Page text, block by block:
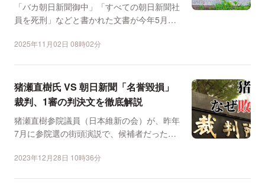
「バカ朝日新聞御中」「すべての朝日新聞社
員を死刑」などと書かれた文書が今年5月、
2025年11月02日 08時02分
猪瀬直樹氏 VS 朝日新聞「名誉毀損」
裁判、1審の判決文を徹底解説
猪瀬直樹参院議員（日本維新の会）が、昨年
7月に参院選の街頭演説で、候補者だった女
2023年12月28日 10時36分